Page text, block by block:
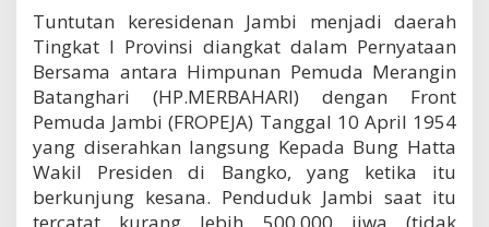
Tuntutan keresidenan Jambi menjadi daerah
Tingkat I Provinsi diangkat dalam Pernyataan
Bersama antara Himpunan Pemuda Merangin
Batanghari (HP.MERBAHARI) dengan Front
Pemuda Jambi (FROPEJA) Tanggal 10 April 1954
yang diserahkan langsung Kepada Bung Hatta
Wakil Presiden di Bangko, yang ketika itu
berkunjung kesana. Penduduk Jambi saat itu